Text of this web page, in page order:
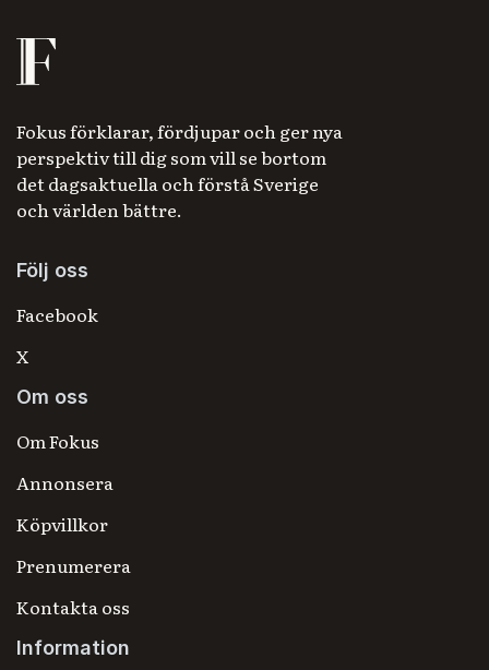
Fokus förklarar, fördjupar och ger nya
perspektiv till dig som vill se bortom
det dagsaktuella och förstå Sverige
och världen bättre.
Följ oss
Facebook
X
Om oss
Om Fokus
Annonsera
Köpvillkor
Prenumerera
Kontakta oss
Information